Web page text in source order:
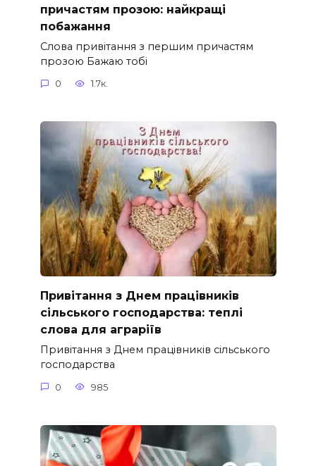
причастям прозою: найкращі
побажання
Слова привітання з першим причастям
прозою Бажаю тобі
0 1.7к.
Привітання з Днем працівників
сільського господарства: теплі
слова для аграріїв
Привітання з Днем працівників сільського
господарства
0 985